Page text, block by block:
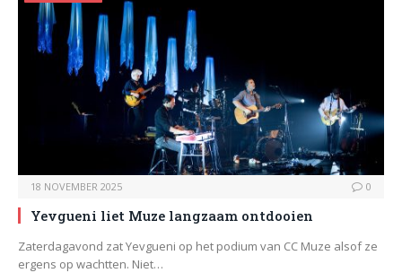
18 NOVEMBER 2025 0
Yevgueni liet Muze langzaam ontdooien
Zaterdagavond zat Yevgueni op het podium van CC Muze alsof ze
ergens op wachtten. Niet…